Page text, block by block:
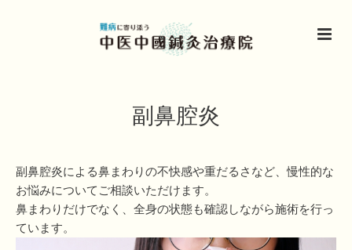
副鼻腔炎
副鼻腔炎による鼻まわりの不快感や重だるさなど、慢性的な
お悩みについてご相談いただけます。
鼻まわりだけでなく、全身の状態も確認しながら施術を行っ
ています。